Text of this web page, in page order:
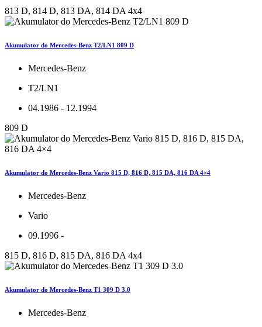
813 D, 814 D, 813 DA, 814 DA 4x4
Akumulator do Mercedes-Benz T2/LN1 809 D
Mercedes-Benz
T2/LN1
04.1986 - 12.1994
809 D
Akumulator do Mercedes-Benz Vario 815 D, 816 D, 815 DA, 816 DA 4×4
Mercedes-Benz
Vario
09.1996 -
815 D, 816 D, 815 DA, 816 DA 4x4
Akumulator do Mercedes-Benz T1 309 D 3.0
Mercedes-Benz